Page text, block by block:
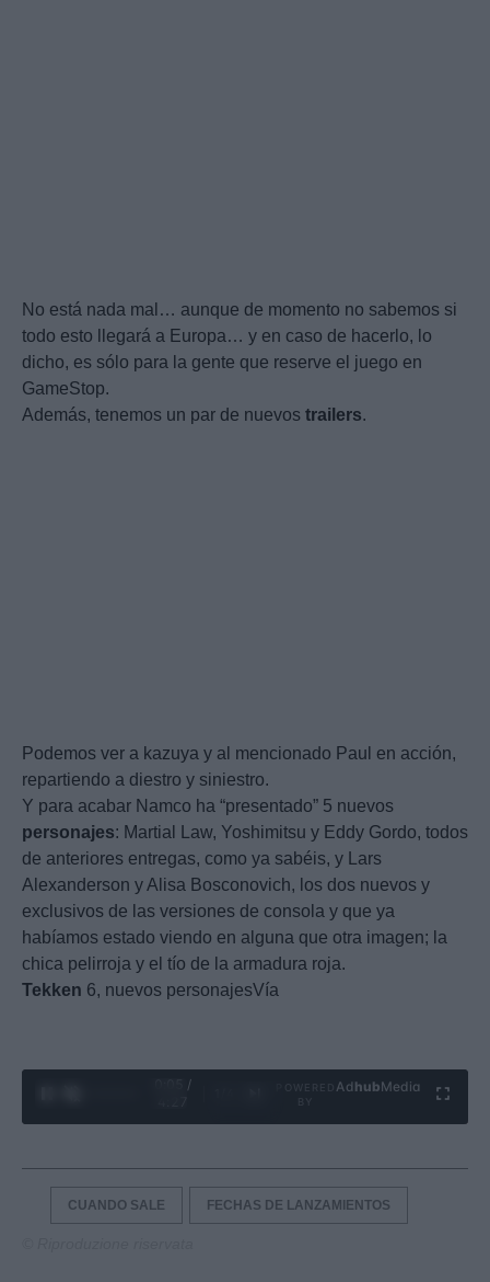
No está nada mal… aunque de momento no sabemos si
todo esto llegará a Europa… y en caso de hacerlo, lo
dicho, es sólo para la gente que reserve el juego en
GameStop.
Además, tenemos un par de nuevos trailers.
Podemos ver a kazuya y al mencionado Paul en acción,
repartiendo a diestro y siniestro.
Y para acabar Namco ha “presentado” 5 nuevos
personajes: Martial Law, Yoshimitsu y Eddy Gordo, todos
de anteriores entregas, como ya sabéis, y Lars
Alexanderson y Alisa Bosconovich, los dos nuevos y
exclusivos de las versiones de consola y que ya
habíamos estado viendo en alguna que otra imagen; la
chica pelirroja y el tío de la armadura roja.
Tekken 6, nuevos personajesVía
0:06 /
Ad hubMedia
CUANDO SALE FECHAS DE LANZAMIENTOS